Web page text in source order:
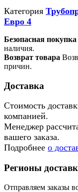
Категория
Евро 4
Безопасная покупка
наличия.
Возврат товара
причин.
Доставка
Стоимость
компанией.
Менеджер
вашего заказа.
Подробнее о
Регионы
Отправляем заказы